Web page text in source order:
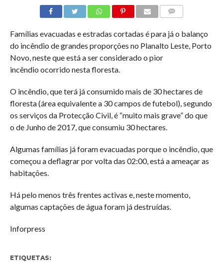
Famílias evacuadas e estradas cortadas é para já o balanço
do incêndio de grandes proporções no Planalto Leste, Porto
Novo, neste que está a ser considerado o pior
incêndio ocorrido nesta floresta.
O incêndio, que terá já consumido mais de 30 hectares de
floresta (área equivalente a 30 campos de futebol), segundo
os serviços da Protecção Civil, é “muito mais grave” do que
o de Junho de 2017, que consumiu 30 hectares.
Algumas famílias já foram evacuadas porque o incêndio, que
começou a deflagrar por volta das 02:00, está a ameaçar as
habitações.
Há pelo menos três frentes activas e, neste momento,
algumas captações de água foram já destruídas.
Inforpress
ETIQUETAS: